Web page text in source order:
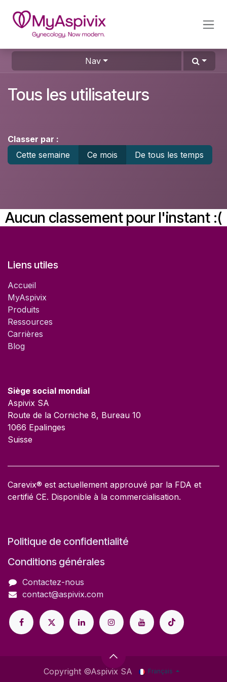
Nav
Tous les utilisateurs
Classer par :
Cette semaine
Ce mois De tous les temps
Aucun classement pour l'instant :(
Liens utiles
Accueil
MyAspivix
Produits
Ressources
Carrières
Blog
Siège social mondial
Aspivix SA
Route de la Corniche 8, Bureau 10
1066 Epalinges
Suisse
Carevix® est actuellement approuvé par la FDA et
certifié CE. Disponible à la commercialisation.
Politique de confidentialité
Conditions générales
Contactez-nous
contact@aspivix.com
Copyright ©Aspivix SA Français